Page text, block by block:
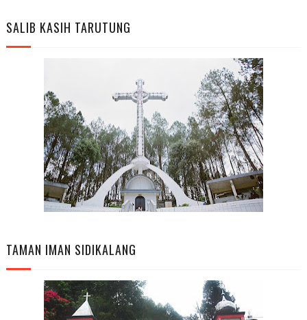
SALIB KASIH TARUTUNG
TAMAN IMAN SIDIKALANG